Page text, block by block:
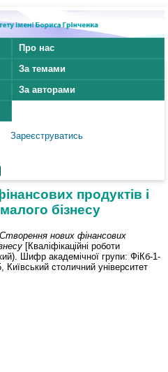
Про нас
За темами
За авторами
Зареєструватись
продуктів і
бізнесу
Створення нових фінансових
[Кваліфікаційні роботи
Шифр академічної групи: ФіКб-1-
столичний університет